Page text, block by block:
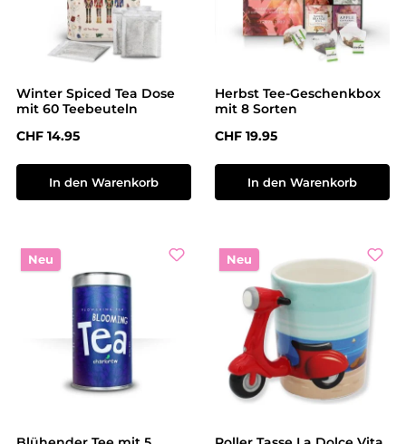
Winter Spiced Tea Dose
mit 60 Teebeuteln
Regulärer Preis:
CHF 14.95
In den Warenkorb
Herbst Tee-Geschenkbox
mit 8 Sorten
Regulärer Preis:
CHF 19.95
In den Warenkorb
Neu Neu